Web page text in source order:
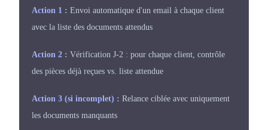
Action 1 : Envoi automatique d'un email à chaque client
avec la liste des documents attendus
Action 2 : Vérification J-2 : pour chaque client, contrôle
des pièces déjà reçues vs. liste attendue
Action 3 (si incomplet) : Relance ciblée avec uniquement
les documents manquants